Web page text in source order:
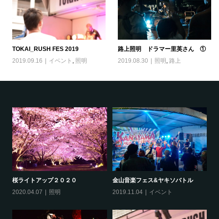
TOKAI_RUSH FES 2019
2019.09.16
イベント 照明
路上照明 ドラマー里英さん ①
2019.08.30
照明 路上
桜ライトアップ２０２０
2020.04.07
照明
金山音楽フェス&ヤキソバトル
2019.11.04
イベント